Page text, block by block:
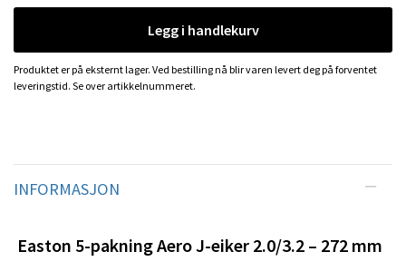
Legg i handlekurv
Produktet er på eksternt lager. Ved bestilling nå blir varen levert deg på forventet
leveringstid. Se over artikkelnummeret.
INFORMASJON
Easton 5-pakning Aero J-eiker 2.0/3.2 – 272 mm